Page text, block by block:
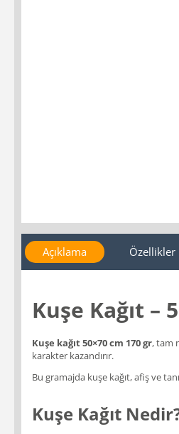
Açıklama Özellikler
Kuşe Kağıt –
Kuşe kağıt 50×70 cm 170 gr, tam
karakter kazandırır.
Bu gramajda kuşe kağıt, afiş ve
Kuşe Kağıt